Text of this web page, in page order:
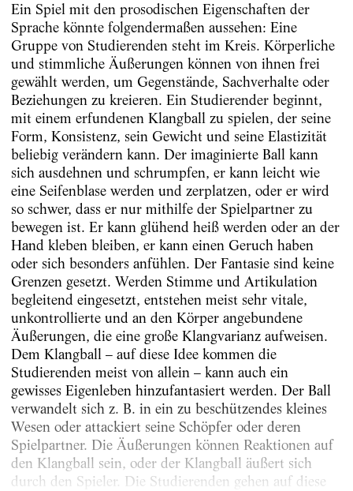
Ein Spiel mit den prosodischen Eigenschaften der
Sprache könnte folgendermaßen aussehen: Eine
Gruppe von Studierenden steht im Kreis. Körperliche
und stimmliche Äußerungen können von ihnen frei
gewählt werden, um Gegenstände, Sachverhalte oder
Beziehungen zu kreieren. Ein Studierender beginnt,
mit einem erfundenen Klangball zu spielen, der seine
Form, Konsistenz, sein Gewicht und seine Elastizität
beliebig verändern kann. Der imaginierte Ball kann
sich ausdehnen und schrumpfen, er kann leicht wie
eine Seifenblase werden und zerplatzen, oder er wird
so schwer, dass er nur mithilfe der Spielpartner zu
bewegen ist. Er kann glühend heiß werden oder an der
Hand kleben bleiben, er kann einen Geruch haben
oder sich besonders anfühlen. Der Fantasie sind keine
Grenzen gesetzt. Werden Stimme und Artikulation
begleitend eingesetzt, entstehen meist sehr vitale,
unkontrollierte und an den Körper angebundene
Äußerungen, die eine große Klangvarianz aufweisen.
Dem Klangball – auf diese Idee kommen die
Studierenden meist von allein – kann auch ein
gewisses Eigenleben hinzufantasiert werden. Der Ball
verwandelt sich z. B. in ein zu beschützendes kleines
Wesen oder attackiert seine Schöpfer oder deren
Spielpartner. Die Äußerungen können Reaktionen auf
den Klangball sein, oder der Klangball äußert sich
durch den Spieler. Die Studierenden gehen auf diese